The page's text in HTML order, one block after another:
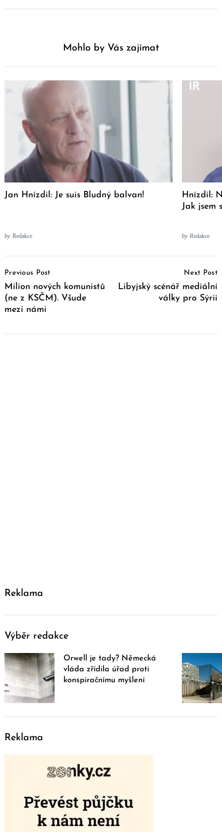
Mohlo by Vás zajímat
Jan Hnízdil: Je suis Bludný balvan!
by Redakce
Hnízdil:
Jak jsem
by Redakce
Navigation
Previous Post
Milion nových komunistů
(ne z KSČM). Všude
mezi námi
Next Post
Libyjský scénář mediální
války pro Sýrii
Reklama
Výběr redakce
Orwell je tady? Německá
vláda zřídila úřad proti
konspiračnímu myšlení
Reklama